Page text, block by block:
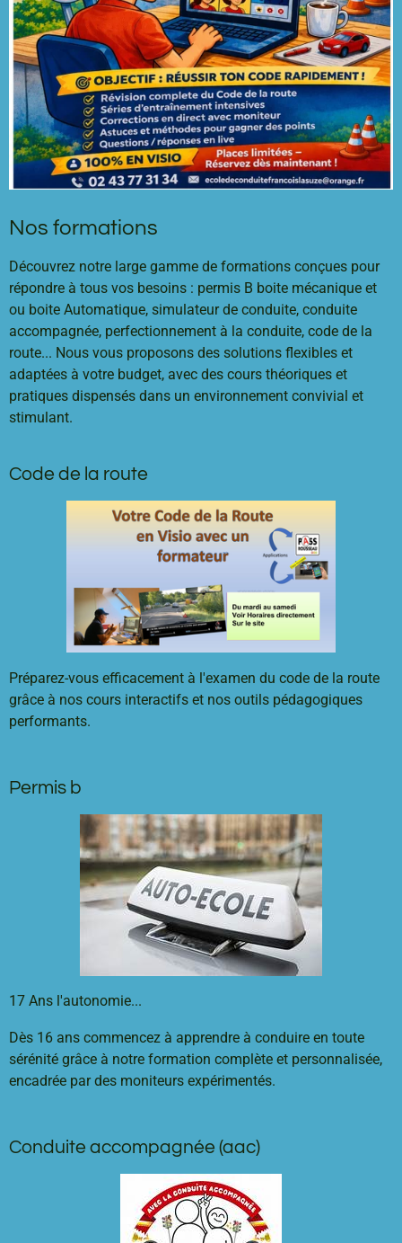
Nos formations
Découvrez notre large gamme de formations conçues pour
répondre à tous vos besoins : permis B boite mécanique et
ou boite Automatique, simulateur de conduite, conduite
accompagnée, perfectionnement à la conduite, code de la
route... Nous vous proposons des solutions flexibles et
adaptées à votre budget, avec des cours théoriques et
pratiques dispensés dans un environnement convivial et
stimulant.
Code de la route
Préparez-vous efficacement à l'examen du code de la route
grâce à nos cours interactifs et nos outils pédagogiques
performants.
Permis b
17 Ans l'autonomie...
Dès 16 ans commencez à apprendre à conduire en toute
sérénité grâce à notre formation complète et personnalisée,
encadrée par des moniteurs expérimentés.
Conduite accompagnée (aac)